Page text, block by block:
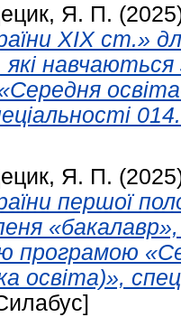
Я. П.
ХІХ ст.»
які
Я. П.
першої
програмою
освіта)»,